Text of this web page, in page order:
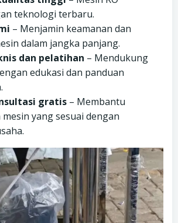
teknologi terbaru.
– Menjamin keamanan dan
dalam jangka panjang.
dan pelatihan – Mendukung
edukasi dan panduan
gratis – Membantu
yang sesuai dengan